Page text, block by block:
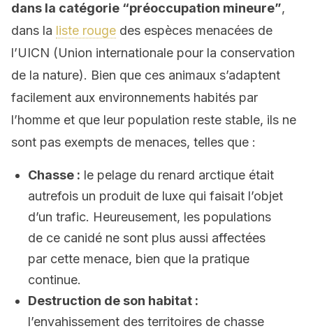
dans la catégorie “préoccupation mineure”,
dans la liste rouge des espèces menacées de
l’UICN (Union internationale pour la conservation
de la nature). Bien que ces animaux s’adaptent
facilement aux environnements habités par
l’homme et que leur population reste stable, ils ne
sont pas exempts de menaces, telles que :
Chasse : le pelage du renard arctique était
autrefois un produit de luxe qui faisait l’objet
d’un trafic. Heureusement, les populations
de ce canidé ne sont plus aussi affectées
par cette menace, bien que la pratique
continue.
Destruction de son habitat :
l’envahissement des territoires de chasse